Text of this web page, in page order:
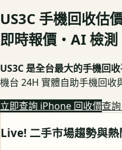
US3C 手機回收估
即時報價・AI 檢
US3C 是全台最大的手機回收
機台 24H 實體自助手機回收
立即查詢 iPhone 回收價查
Live! 二手市場趨勢與熱